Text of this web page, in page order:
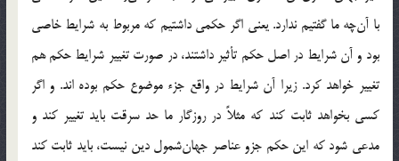
با آن‌چه ما گفتيم ندارد. يعني اگر حكمي داشتيم كه مربوط به شرايط خاصي
بود و آن شرايط در اصل حكم تأثير داشتند، در صورت تغيير شرايط حكم هم
تغيير خواهد كرد. زيرا آن شرايط در واقع جزء موضوع حكم بوده ‌اند. و اگر
كسي بخواهد ثابت كند كه مثلاً در روزگار ما حد سرقت بايد تغيير كند و
مدعي شود كه اين حكم جزو عناصر جهان‌شمول دين نيست، بايد ثابت كند